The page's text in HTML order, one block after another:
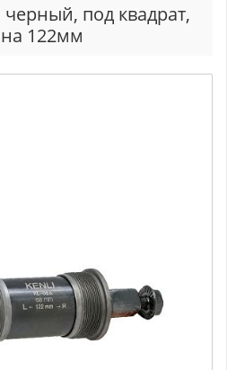
под квадрат,
122мм